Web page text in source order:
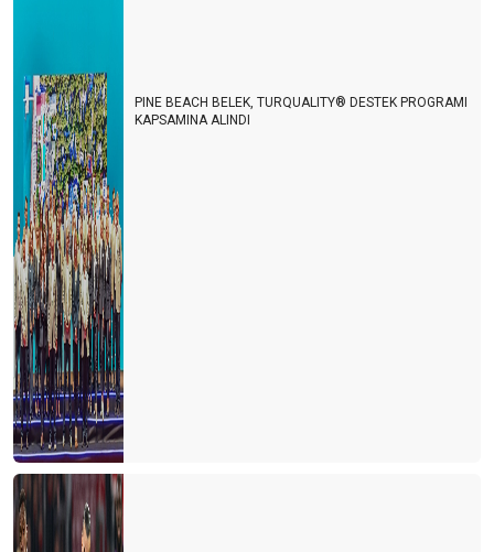
PINE BEACH BELEK, TURQUALITY® DESTEK PROGRAMI
KAPSAMINA ALINDI